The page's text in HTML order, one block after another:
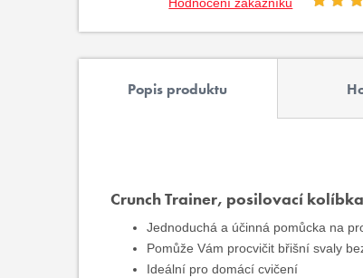
Popis produktu
Crunch Trainer, posilovací
Jednoduchá a účinná pomůcka na
Pomůže Vám procvičit břišní svaly
Ideální pro domácí cvičení